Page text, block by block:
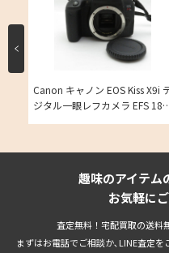
Canon キャノン EOS Kiss X9i
ジタル一眼レフカメラ EFS 18-
趣味のアイテム
お気軽に
査定無料！宅配買取の送料
まずはお電話でご相談か､LINE査定